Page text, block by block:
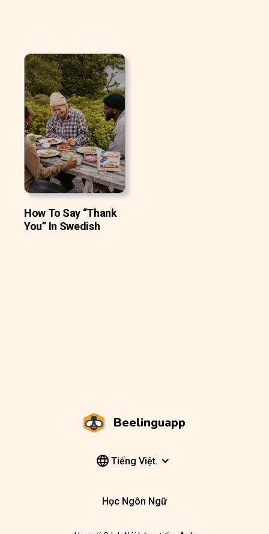
How To Say “Thank
You” In Swedish
Beelinguapp
Tiếng Việt.
Học Ngôn Ngữ